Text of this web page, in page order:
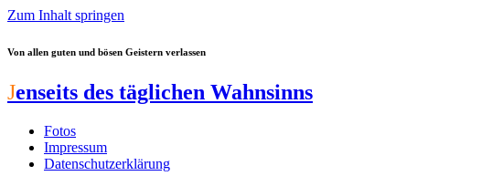
Zum Inhalt springen
Von allen guten und bösen Geistern verlassen
Jenseits des täglichen Wahnsinns
Fotos
Impressum
Datenschutzerklärung